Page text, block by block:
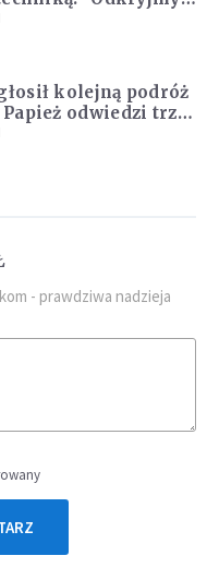
kolejną podróż
Papież odwiedzi trzy
Południowej
- prawdziwa nadzieja